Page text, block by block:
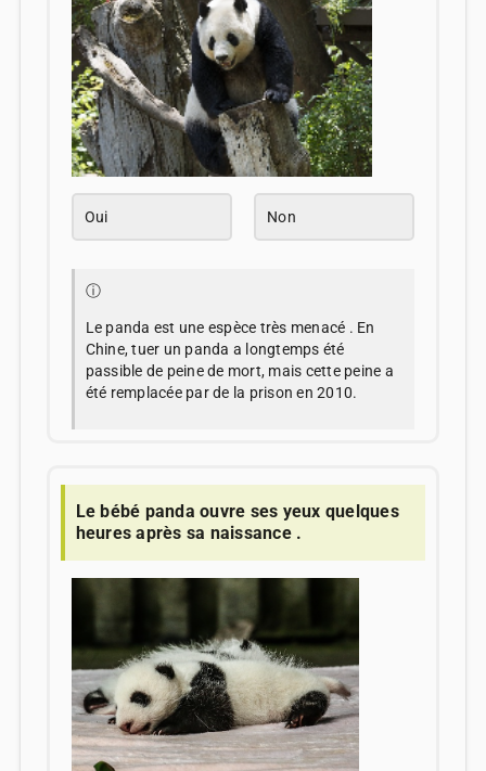
Oui Non
ⓘ
Le panda est une espèce très menacé . En
Chine, tuer un panda a longtemps été
passible de peine de mort, mais cette peine a
été remplacée par de la prison en 2010.
Le bébé panda ouvre ses yeux quelques
heures après sa naissance .